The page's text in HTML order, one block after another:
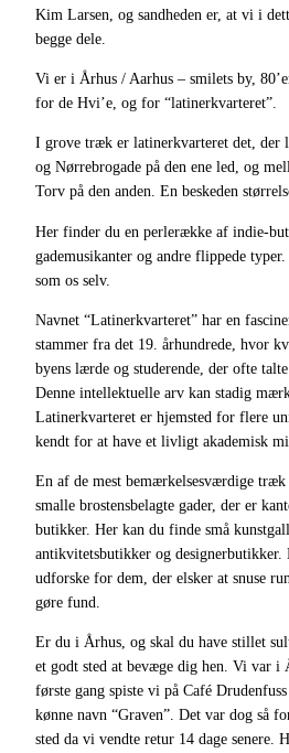
Kim Larsen, og sandheden er, at vi i
begge dele.
Vi er i Århus / Aarhus – smilets by,
for de Hvi’e, og for “latinerkvarteret”.
I grove træk er latinerkvarteret det, der
og Nørrebrogade på den ene led, og
Torv på den anden. En beskeden
Her finder du en perlerække af indie-
gademusikanter og andre flippede
som os selv.
Navnet “Latinerkvarteret” har en
stammer fra det 19. århundrede, hvor
byens lærde og studerende, der ofte
Denne intellektuelle arv kan stadig
Latinerkvarteret er hjemsted for flere
kendt for at have et livligt akademisk
En af de mest bemærkelsesværdige
smalle brostensbelagte gader, der er
butikker. Her kan du finde små
antikvitetsbutikker og designerbutikker.
udforske for dem, der elsker at snuse
gøre fund.
Er du i Århus, og skal du have stillet
et godt sted at bevæge dig hen. Vi var i
første gang spiste vi på Café
kønne navn “Graven”. Det var dog så
sted da vi vendte retur 14 dage senere.